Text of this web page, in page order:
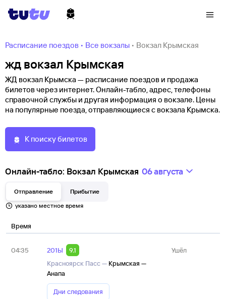
Расписание поездов • Все вокзалы • Вокзал Крымская
жд вокзал Крымская
ЖД вокзал Крымска — расписание поездов и продажа
билетов через интернет. Онлайн-табло, адрес, телефоны
справочной службы и другая информация о вокзале. Цены
на популярные поезда, отправляющиеся с вокзала Крымска.
К поиску билетов
Онлайн-табло: Вокзал Крымская 06 августа
Отправление
Прибытие
указано местное время
Время
04:35 201Ы
9.1
Красноярск Пасс — Крымская —
Анапа
Дни следования
Ушёл